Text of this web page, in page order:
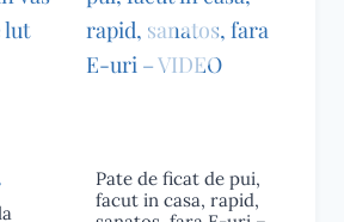
Pate de ficat de pui,
facut in casa, rapid,